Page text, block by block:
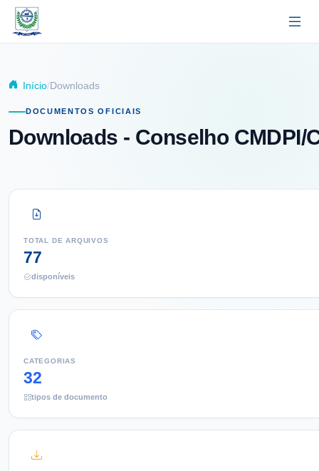
Pular para o conteúdo principal
Início Downloads
DOCUMENTOS OFICIAIS
Downloads - Conselho CMDPI/
TOTAL DE ARQUIVOS
77
disponíveis
CATEGORIAS
32
tipos de documento